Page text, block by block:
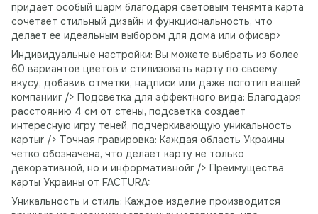
придает особый шарм благодаря световым тенямта карта
сочетает стильный дизайн и функциональность, что
делает ее идеальным выбором для дома или офисаp>
Индивидуальные настройки: Вы можете выбрать из более
60 вариантов цветов и стилизовать карту по своему
вкусу, добавив отметки, надписи или даже логотип вашей
компанииr /> Подсветка для эффектного вида: Благодаря
расстоянию 4 см от стены, подсветка создает
интересную игру теней, подчеркивающую уникальность
картыr /> Точная гравировка: Каждая область Украины
четко обозначена, что делает карту не только
декоративной, но и информативнойr /> Преимущества
карты Украины от FACTURA:
Уникальность и стиль: Каждое изделие производится